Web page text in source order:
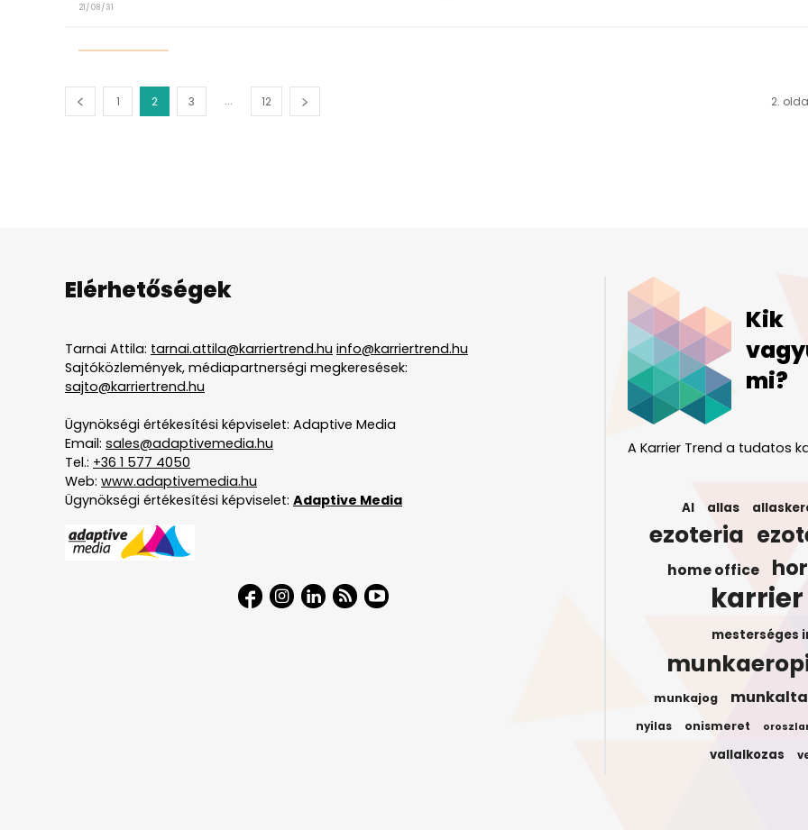
21/08/31
1 2 3 ... 12 2.
Elérhetőségek
Tarnai Attila: tarnai.attila@karriertrend.hu info@karriertrend.hu
Sajtóközlemények, médiapartnerségi megkeresések:
sajto@karriertrend.hu
Ügynökségi értékesítési képviselet: Adaptive Media
Email: sales@adaptivemedia.hu
Tel.: +36 1 577 4050
Web: www.adaptivemedia.hu
Ügynökségi értékesítési képviselet: Adaptive Media
Kik
mi?
A Karrier Trend a tudatos
AI allas
ezoteria
home office
karrier
mesterséges
munkajog
nyilas onismeret
vallalkozas